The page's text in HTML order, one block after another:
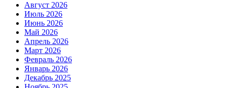
Август 2026
Июль 2026
Июнь 2026
Май 2026
Апрель 2026
Март 2026
Февраль 2026
Январь 2026
Декабрь 2025